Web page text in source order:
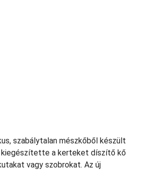
szabálytalan mészkőből készült
kiegészítette a kerteket díszítő kő
vagy szobrokat. Az új